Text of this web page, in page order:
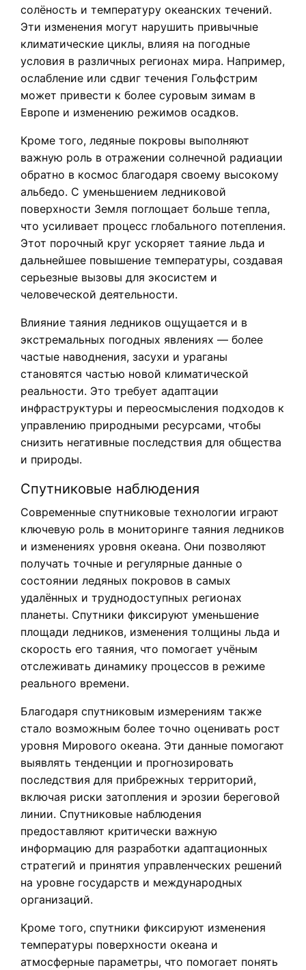
солёность и температуру океанских течений.
Эти изменения могут нарушить привычные
климатические циклы, влияя на погодные
условия в различных регионах мира. Например,
ослабление или сдвиг течения Гольфстрим
может привести к более суровым зимам в
Европе и изменению режимов осадков.
Кроме того, ледяные покровы выполняют
важную роль в отражении солнечной радиации
обратно в космос благодаря своему высокому
альбедо. С уменьшением ледниковой
поверхности Земля поглощает больше тепла,
что усиливает процесс глобального потепления.
Этот порочный круг ускоряет таяние льда и
дальнейшее повышение температуры, создавая
серьезные вызовы для экосистем и
человеческой деятельности.
Влияние таяния ледников ощущается и в
экстремальных погодных явлениях — более
частые наводнения, засухи и ураганы
становятся частью новой климатической
реальности. Это требует адаптации
инфраструктуры и переосмысления подходов к
управлению природными ресурсами, чтобы
снизить негативные последствия для общества
и природы.
Спутниковые наблюдения
Современные спутниковые технологии играют
ключевую роль в мониторинге таяния ледников
и изменениях уровня океана. Они позволяют
получать точные и регулярные данные о
состоянии ледяных покровов в самых
удалённых и труднодоступных регионах
планеты. Спутники фиксируют уменьшение
площади ледников, изменения толщины льда и
скорость его таяния, что помогает учёным
отслеживать динамику процессов в режиме
реального времени.
Благодаря спутниковым измерениям также
стало возможным более точно оценивать рост
уровня Мирового океана. Эти данные помогают
выявлять тенденции и прогнозировать
последствия для прибрежных территорий,
включая риски затопления и эрозии береговой
линии. Спутниковые наблюдения
предоставляют критически важную
информацию для разработки адаптационных
стратегий и принятия управленческих решений
на уровне государств и международных
организаций.
Кроме того, спутники фиксируют изменения
температуры поверхности океана и
атмосферные параметры, что помогает понять